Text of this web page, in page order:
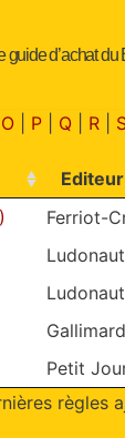
guide d’achat
O| P| Q| R|
Editeur
Ferriot-
Gallimard
Petit
règles